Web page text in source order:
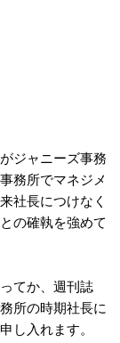
ジャニーズ事務
務所でマネジメ
社長につけなく
の確執を強めて
てか、週刊誌
所の時期社長に
し入れます。